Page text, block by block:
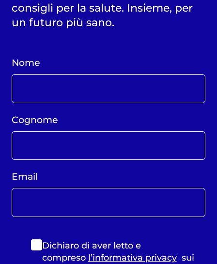
consigli per la salute. Insieme, per
un futuro più sano.
Nome
Cognome
Email
Dichiaro di aver letto e
compreso l’informativa privacysui